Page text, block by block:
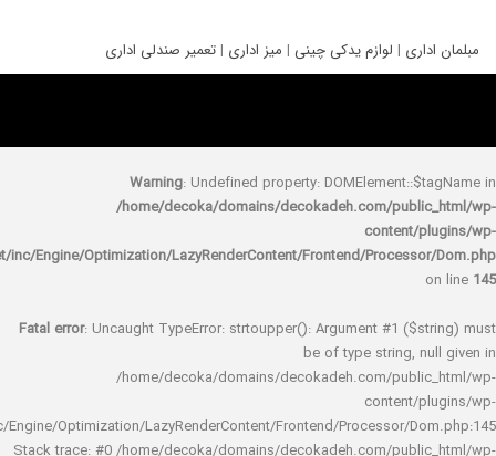
|لوازم یدکی چینی|میز اداری| تعمیر صندلی اداری
Warning: Undefined property:
/home/decoka/domains/decokadeh.com/
rocket/inc/Engine/Optimization/LazyRenderContent/Frontend/
Fatal error : Uncaught TypeError: strtoupper(): Argument #1
be of type string,
/home/decoka/domains/decokadeh.com/
rocket/inc/Engine/Optimization/LazyRenderContent/Frontend/Processor/
Stack trace: #0 /home/decoka/domains/decokadeh.com/